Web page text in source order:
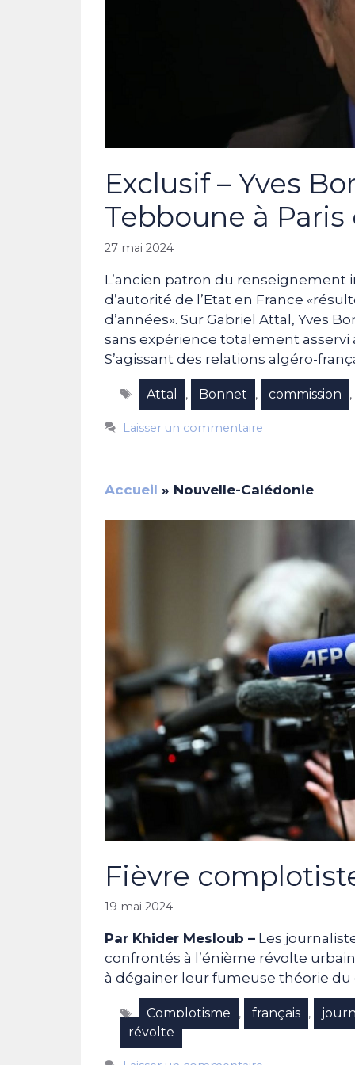
Exclusif – Yves
Tebboune à
27 mai 2024
L’ancien patron du renseignement
d’autorité de l’Etat en France
d’années». Sur Gabriel Attal, Yves
sans expérience totalement asservi
S’agissant des relations algéro-
Étiquettes
Attal , Bonnet , commission ,
Laisser un commentaire
Accueil » Nouvelle-Calédonie
Fièvre
19 mai 2024
Par Khider Mesloub – Les
confrontés à l’énième révolte
à dégainer leur fumeuse théorie du
Étiquettes
Complotisme , français ,
révolte